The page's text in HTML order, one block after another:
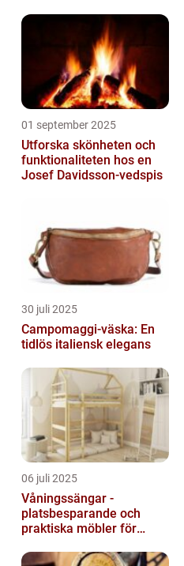
01 september 2025
Utforska skönheten och
funktionaliteten hos en
Josef Davidsson-vedspis
30 juli 2025
Campomaggi-väska: En
tidlös italiensk elegans
06 juli 2025
Våningssängar -
platsbesparande och
praktiska möbler för